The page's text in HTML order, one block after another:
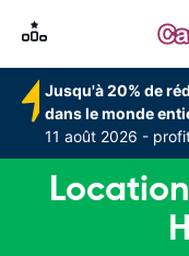
Jusqu'à 20% de
dans le monde
11 août 2026 -